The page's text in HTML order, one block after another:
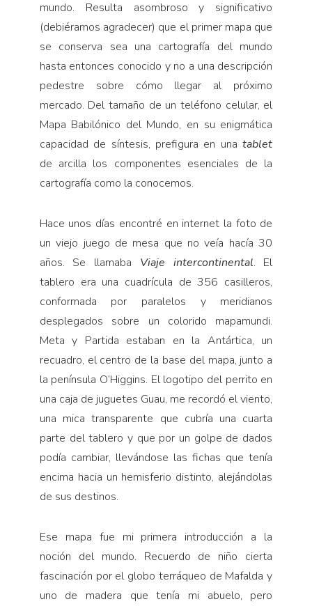
Personajes secundarios
Política
Turismo accidental
Vidas paralelas
Voces y lecturas
mundo. Resulta asombroso y significativo
(debiéramos agradecer) que el primer mapa que
se conserva sea una cartografía del mundo
hasta entonces conocido y no a una descripción
pedestre sobre cómo llegar al próximo
mercado. Del tamaño de un teléfono celular, el
Mapa Babilónico del Mundo, en su enigmática
capacidad de síntesis, prefigura en unatablet
de arcilla los componentes esenciales de la
cartografía como la conocemos.
Hace unos días encontré en internet la foto de
un viejo juego de mesa que no veía hacía 30
años. Se llamaba Viaje intercontinental. El
tablero era una cuadrícula de 356 casilleros,
conformada por paralelos y meridianos
desplegados sobre un colorido mapamundi.
Meta y Partida estaban en la Antártica, un
recuadro, el centro de la base del mapa, junto a
la península O’Higgins. El logotipo del perrito en
una caja de juguetes Guau, me recordó el viento,
una mica transparente que cubría una cuarta
parte del tablero y que por un golpe de dados
podía cambiar, llevándose las fichas que tenía
encima hacia un hemisferio distinto, alejándolas
de sus destinos.
Ese mapa fue mi primera introducción a la
noción del mundo. Recuerdo de niño cierta
fascinación por el globo terráqueo de Mafalda y
uno de madera que tenía mi abuelo, pero